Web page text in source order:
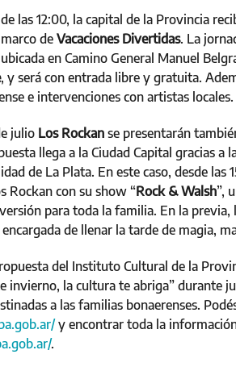
las 12:00, la capital de la Provincia
de Vacaciones Divertidas. La
en Camino General Manuel
, y será con entrada libre y gratuita.
e intervenciones con artistas locales.
julio Los Rockan se presentarán
llega a la Ciudad Capital gracias
de La Plata. En este caso, desde las
Rockan con su show “Rock & Walsh”,
para toda la familia. En la previa,
de llenar la tarde de magia,
del Instituto Cultural de la
invierno, la cultura te abriga” durante
a las familias bonaerenses.
y encontrar toda la
.